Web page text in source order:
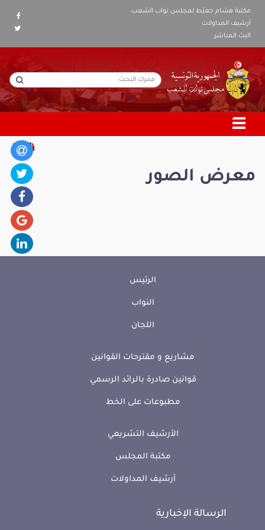
مكتبة هشام جعيّط لمجلس نواب الشعب
أرشيف المداولات
البث المباشر
معرض الصور
الرئيس
النواب
اللجان
مشاريع و مقترحات القوانين
قوانين صادرة بالرائد الرسمي
مطبوعات على الخط
الأرشيف التشريعي
مكتبة المجلس
أرشيف المداولات
الرسالة الإخبارية